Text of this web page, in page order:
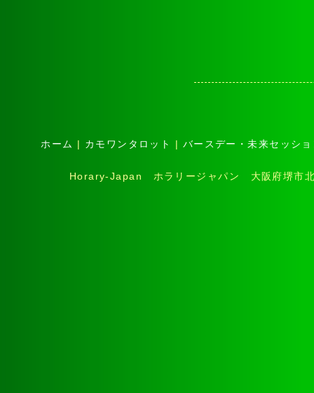
ホーム | カモワンタロット | バースデー・未来セッシ
Horary-Japan ホラリージャパン 大阪府堺市